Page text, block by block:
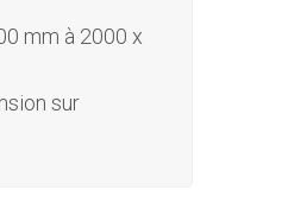
mm à 2000 x
sur